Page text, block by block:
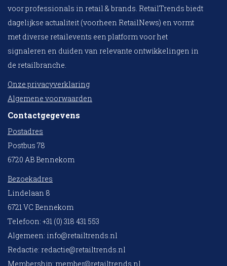
voor professionals in retail & brands. RetailTrends biedt
dagelijkse actualiteit (voorheen RetailNews) en vormt
met diverse retailevents een platform voor het
signaleren en duiden van relevante ontwikkelingen in
de retailbranche.
Onze privacyverklaring
Algemene voorwaarden
Contactgegevens
Postadres
Postbus 78
6720 AB Bennekom
Bezoekadres
Lindelaan 8
6721 VC Bennekom
Telefoon: +31 (0) 318 431 553
Algemeen: info@retailtrends.nl
Redactie: redactie@retailtrends.nl
Membership: member@retailtrends.nl